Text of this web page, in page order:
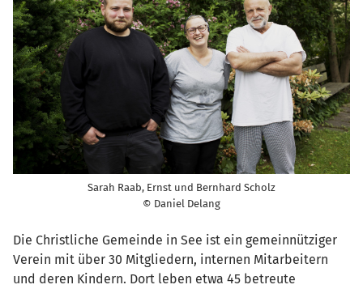
Sarah Raab, Ernst und Bernhard Scholz
© Daniel Delang
Die Christliche Gemeinde in See ist ein gemeinnütziger
Verein mit über 30 Mitgliedern, internen Mitarbeitern
und deren Kindern. Dort leben etwa 45 betreute